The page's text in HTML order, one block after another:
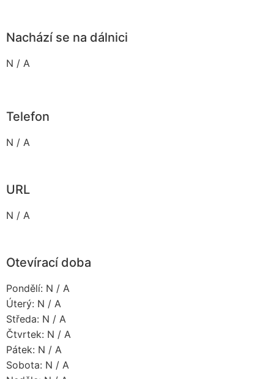
Nachází se na dálnici
N / A
Telefon
N / A
URL
N / A
Otevírací doba
Pondělí: N / A
Úterý: N / A
Středa: N / A
Čtvrtek: N / A
Pátek: N / A
Sobota: N / A